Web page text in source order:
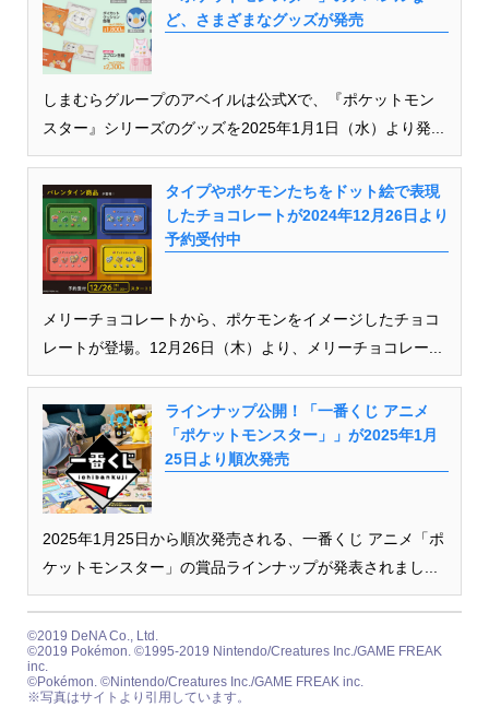
ど、さまざまなグッズが発売
しまむらグループのアベイルは公式Xで、『ポケットモン
スター』シリーズのグッズを2025年1月1日（水）より発...
タイプやポケモンたちをドット絵で表現
したチョコレートが2024年12月26日より
予約受付中
メリーチョコレートから、ポケモンをイメージしたチョコ
レートが登場。12月26日（木）より、メリーチョコレー...
ラインナップ公開！「一番くじ アニメ
「ポケットモンスター」」が2025年1月
25日より順次発売
2025年1月25日から順次発売される、一番くじ アニメ「ポ
ケットモンスター」の賞品ラインナップが発表されまし...
©2019 DeNA Co., Ltd.
©2019 Pokémon. ©1995-2019 Nintendo/Creatures Inc./GAME FREAK
inc.
©Pokémon. ©Nintendo/Creatures Inc./GAME FREAK inc.
※写真はサイトより引用しています。